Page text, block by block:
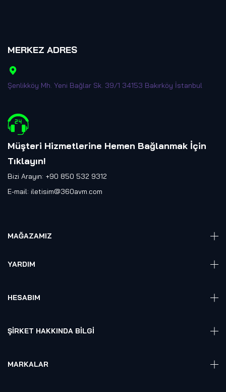
MERKEZ ADRES
Şenlikköy Mh. Yeni Bağlar Sk. 39/1 34153 Bakırköy İstanbul
Müşteri Hizmetlerine Hemen Bağlanmak İçin
Tıklayın!
Bizi Arayın: +90 850 532 9312
E-mail: iletisim@360avm.com
MAĞAZAMIZ
VR Ready PC
Elektronik
YARDIM
HESABIM
Sepet
ŞIRKET HAKKINDA BILGI
Referanslarımız
MARKALAR